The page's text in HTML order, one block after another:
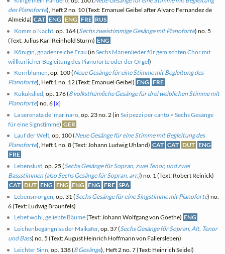
des Pianoforte), Heft 2 no. 10 (Text: Emanuel Geibel after Alvaro Fernandez de
Almeida) CAT ENG ENG FRE RUS
Komm o Nacht , op. 164 (Sechs zweistimmige Gesänge mit Pianoforte) no. 5
(Text: Julius Karl Reinhold Sturm) ENG
Königin, gnadenreiche Frau (inSechs Marienlieder für gemischten Chor mit
willkürlicher Begleitung des Pianoforte oder der Orgel)
Kornblumen, op. 100 (Neue Gesänge für eine Stimme mit Begleitung des
Pianoforte), Heft 1 no. 12 (Text: Emanuel Geibel) ENG FRE
Kukukslied , op. 176 (8 volksthümliche Gesänge für drei weiblichen Stimme mit
Pianoforte) no. 6[x]
La serenata del marinaro , op. 23 no. 2 (inSei pezzi per canto = Sechs Gesänge
für eine Signstimme) GER
Lauf der Welt, op. 100 (Neue Gesänge für eine Stimme mit Begleitung des
Pianoforte), Heft 1 no. 8 (Text: Johann Ludwig Uhland) CAT CAT DUT ENG
FRE
Lebenslust , op. 25 (Sechs Gesänge für Sopran, zwei Tenor, und zwei
Bassstimmen (also Sechs Gesänge für Sopran, arr.)) no. 1 (Text: Robert Reinick)
CAT DUT ENG ENG ENG ENG FRE SPA
Lebensmorgen , op. 31 (Sechs Gesänge für eine Singstimme mit Pianoforte) no.
6 (Text: Ludwig Braunfels)
Lebet wohl, geliebte Bäume(Text: Johann Wolfgang von Goethe) ENG
Leichenbegängniss der Maikäfer, op. 37 (Sechs Gesänge für Sopran, Alt, Tenor
und Bass) no. 5 (Text: August Heinrich Hoffmann von Fallersleben)
Leichter Sinn , op. 138 (8 Gesänge), Heft 2 no. 7 (Text: Heinrich Seidel)